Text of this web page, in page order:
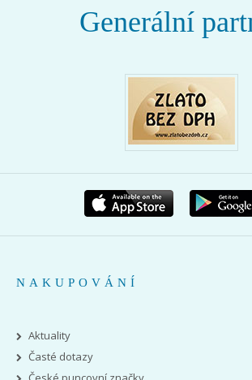
Generální
NAKUPOVÁNÍ
Aktuality
Časté dotazy